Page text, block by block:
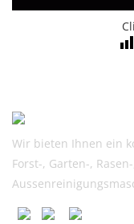
Wir bieten Ihnen ein
Forst-, Garten-,